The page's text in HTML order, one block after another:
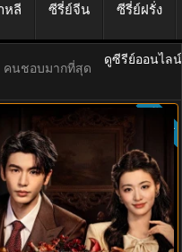
หลี ซีรี่ย์จีน ซีรี่ย์ฝรั่ง
คนชอบมากที่สุด
ดูซีรีย์ออนไล
ซับไทย